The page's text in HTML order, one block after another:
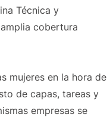
Técnica y
cobertura
mujeres en la hora de
de capas, tareas y
empresas se